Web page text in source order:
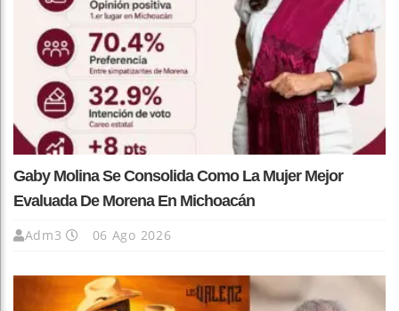
Gaby Molina Se Consolida Como La Mujer Mejor
Evaluada De Morena En Michoacán
Adm3 06 Ago 2026